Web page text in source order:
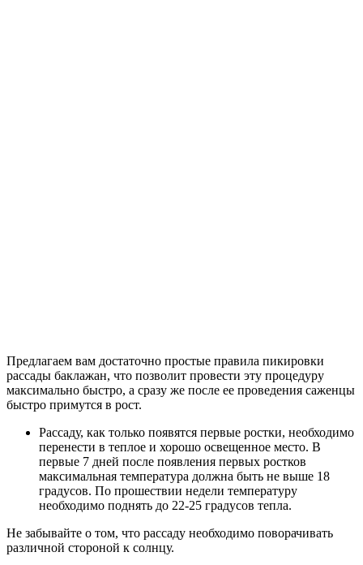
Предлагаем вам достаточно простые правила пикировки
рассады баклажан, что позволит провести эту процедуру
максимально быстро, а сразу же после ее проведения саженцы
быстро примутся в рост.
Рассаду, как только появятся первые ростки, необходимо
перенести в теплое и хорошо освещенное место. В
первые 7 дней после появления первых ростков
максимальная температура должна быть не выше 18
градусов. По прошествии недели температуру
необходимо поднять до 22-25 градусов тепла.
Не забывайте о том, что рассаду необходимо поворачивать
различной стороной к солнцу.